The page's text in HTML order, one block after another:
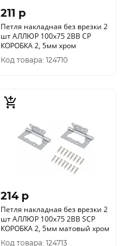
211 p
Петля накладная без врезки 2
шт АЛЛЮР 100х75 2BB CP
КОРОБКА 2, 5мм хром
Код товара: 124710
214 p
Петля накладная без врезки 2
шт АЛЛЮР 100х75 2BB SCP
КОРОБКА 2, 5мм матовый хром
Код товара: 124713